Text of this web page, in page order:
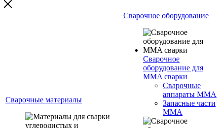
Сварочные материалы
Сварочное оборудование
Сварочное
оборудование для
MMA сварки
Сварочные
аппараты MMA
Запасные части
MMA